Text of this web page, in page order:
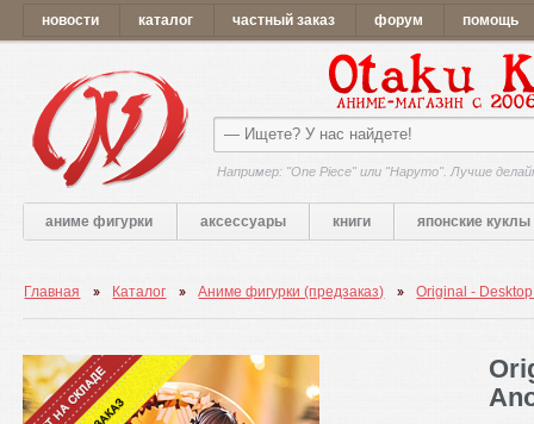
новости каталог частный заказ форум помощь
Например: "One Piece" или "Наруто". Лучше
аниме фигурки аксессуары книги японские куклы
Главная Каталог Аниме фигурки (предзаказ) Original -